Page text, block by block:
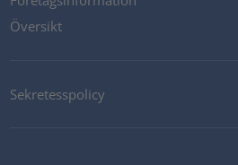
Översikt
Sekretesspolicy